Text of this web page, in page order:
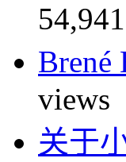
Brené
views
关于